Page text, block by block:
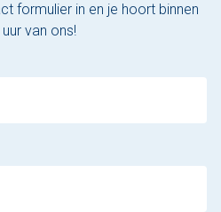
formulier in en je hoort binnen
van ons!